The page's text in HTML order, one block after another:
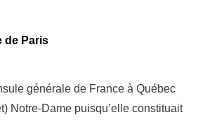
de Paris
générale de France à Québec
Notre-Dame puisqu’elle constituait